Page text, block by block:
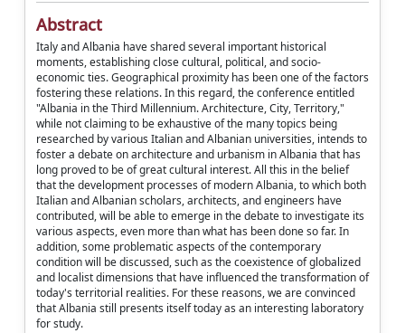
Abstract
Italy and Albania have shared several important historical
moments, establishing close cultural, political, and socio-
economic ties. Geographical proximity has been one of the factors
fostering these relations. In this regard, the conference entitled
"Albania in the Third Millennium. Architecture, City, Territory,"
while not claiming to be exhaustive of the many topics being
researched by various Italian and Albanian universities, intends to
foster a debate on architecture and urbanism in Albania that has
long proved to be of great cultural interest. All this in the belief
that the development processes of modern Albania, to which both
Italian and Albanian scholars, architects, and engineers have
contributed, will be able to emerge in the debate to investigate its
various aspects, even more than what has been done so far. In
addition, some problematic aspects of the contemporary
condition will be discussed, such as the coexistence of globalized
and localist dimensions that have influenced the transformation of
today's territorial realities. For these reasons, we are convinced
that Albania still presents itself today as an interesting laboratory
for study.